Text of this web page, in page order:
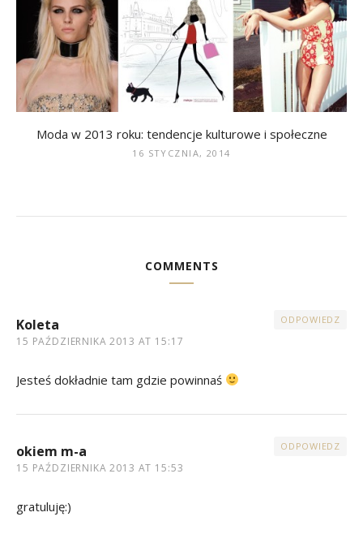
Moda w 2013 roku: tendencje kulturowe i społeczne
16 STYCZNIA, 2014
COMMENTS
Koleta
15 PAŹDZIERNIKA 2013 AT 15:17
ODPOWIEDZ
Jesteś dokładnie tam gdzie powinnaś
okiem m-a
15 PAŹDZIERNIKA 2013 AT 15:53
ODPOWIEDZ
gratuluję:)